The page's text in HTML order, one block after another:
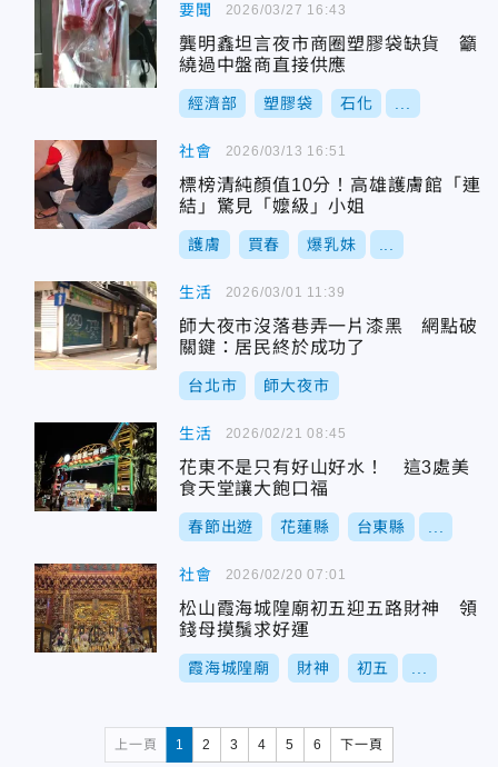
要聞
龔明鑫坦言夜市商圈塑膠袋缺貨 籲
繞過中盤商直接供應
經濟部 塑膠袋 石化
2026/03/27 16:43
社會
標榜清純顏值10分！高雄護膚館「連
結」驚見「嬤級」小姐
護膚 買春 爆乳妹
2026/03/13 16:51
生活
師大夜市沒落巷弄一片漆黑 網點破
關鍵：居民終於成功了
台北市 師大夜市
2026/03/01 11:39
生活
花東不是只有好山好水！ 這3處美
食天堂讓大飽口福
春節出遊 花蓮縣 台東縣
2026/02/21 08:45
社會
松山霞海城隍廟初五迎五路財神 領
錢母摸鬚求好運
霞海城隍廟 財神 初五
2026/02/20 07:01
上一頁 1 2 3 4 5 6 下一頁